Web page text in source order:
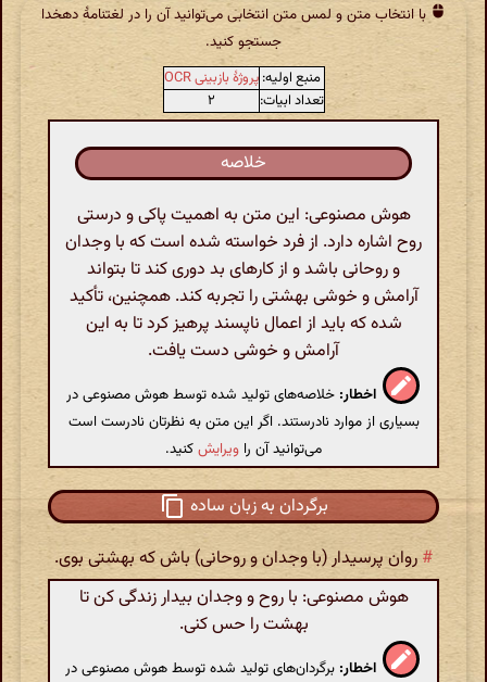
با انتخاب متن و لمس متن انتخابی می‌توانید آن را در لغتنامهٔ دهخدا
جستجو کنید.
منبع اولیه: پروژهٔ بازبینی OCR
تعداد ابیات:
۲
خلاصه
هوش مصنوعی: این متن به اهمیت پاکی و درستی
روح اشاره دارد. از فرد خواسته شده است که با وجدان
و روحانی باشد و از کارهای بد دوری کند تا بتواند
آرامش و خوشی بهشتی را تجربه کند. همچنین، تأکید
شده که باید از اعمال ناپسند پرهیز کرد تا به این
آرامش و خوشی دست یافت.
اخطار: خلاصه‌های تولید شده توسط هوش مصنوعی در
بسیاری از موارد نادرستند. اگر این متن به نظرتان نادرست است
می‌توانید آن را ویرایشکنید.
برگردان به زبان ساده
# روان پرسیدار (‌با وجدان و روحانی‌) باش که بهشتی بوی.
هوش مصنوعی: با روح و وجدان بیدار زندگی کن تا
بهشت را حس کنی.
اخطار: برگردان‌های تولید شده توسط هوش مصنوعی در